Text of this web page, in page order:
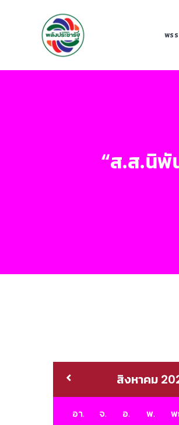
พร
“ส.ส.นิพั
สิงหาคม
อา. จ. อ. พ. พ